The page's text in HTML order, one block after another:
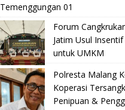
Temenggungan 01
Forum
Jatim Usul
untuk UMKM
Polresta Malang
Koperasi
Penipuan &